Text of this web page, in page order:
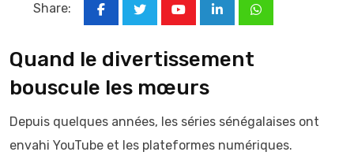
Share:
LinkedInWhatsapp
Quand le divertissement
bouscule les mœurs
Depuis quelques années, les séries sénégalaises ont
envahi YouTube et les plateformes numériques.